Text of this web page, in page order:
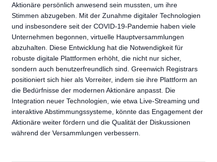
Aktionäre persönlich anwesend sein mussten, um ihre
Stimmen abzugeben. Mit der Zunahme digitaler Technologien
und insbesondere seit der COVID-19-Pandemie haben viele
Unternehmen begonnen, virtuelle Hauptversammlungen
abzuhalten. Diese Entwicklung hat die Notwendigkeit für
robuste digitale Plattformen erhöht, die nicht nur sicher,
sondern auch benutzerfreundlich sind. Greenwich Registrars
positioniert sich hier als Vorreiter, indem sie ihre Plattform an
die Bedürfnisse der modernen Aktionäre anpasst. Die
Integration neuer Technologien, wie etwa Live-Streaming und
interaktive Abstimmungssysteme, könnte das Engagement der
Aktionäre weiter fördern und die Qualität der Diskussionen
während der Versammlungen verbessern.